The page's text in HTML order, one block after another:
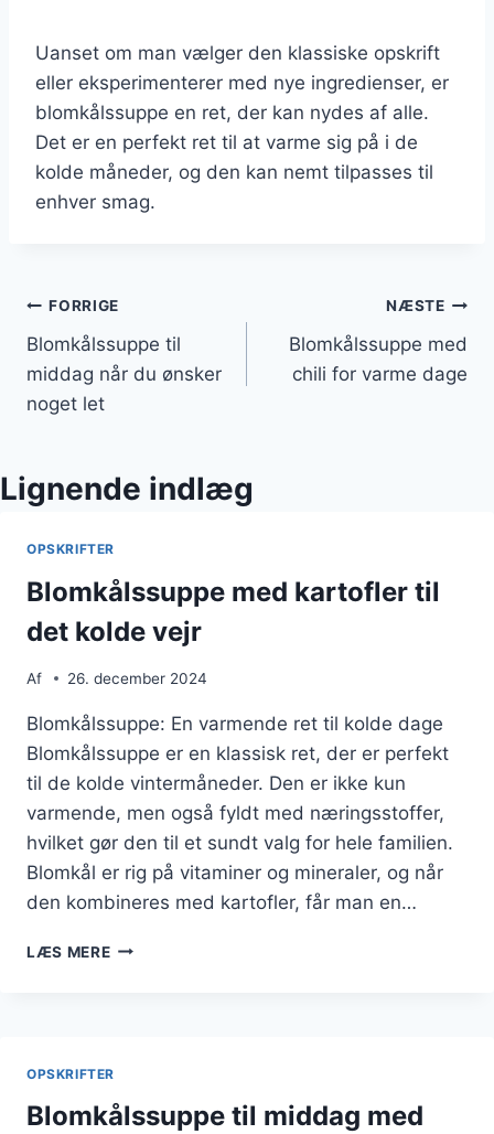
Uanset om man vælger den klassiske opskrift
eller eksperimenterer med nye ingredienser, er
blomkålssuppe en ret, der kan nydes af alle.
Det er en perfekt ret til at varme sig på i de
kolde måneder, og den kan nemt tilpasses til
enhver smag.
Indlægsnavigation
FORRIGE
Blomkålssuppe til
middag når du ønsker
noget let
NÆSTE
Blomkålssuppe med
chili for varme dage
Lignende indlæg
OPSKRIFTER
Blomkålssuppe med kartofler til
det kolde vejr
Af 26. december 2024
Blomkålssuppe: En varmende ret til kolde dage
Blomkålssuppe er en klassisk ret, der er perfekt
til de kolde vintermåneder. Den er ikke kun
varmende, men også fyldt med næringsstoffer,
hvilket gør den til et sundt valg for hele familien.
Blomkål er rig på vitaminer og mineraler, og når
den kombineres med kartofler, får man en…
LÆS MEREBLOMKÅLSSUPPE
VEJR
OPSKRIFTER
Blomkålssuppe til middag med